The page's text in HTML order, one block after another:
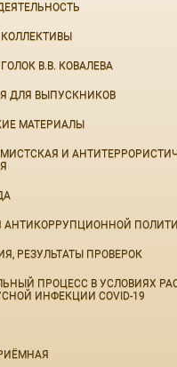
В.В. КОВАЛЕВА
ДЛЯ ВЫПУСКНИКОВ
МАТЕРИАЛЫ
И
АНТИКОРРУПЦИОННОЙ
РЕЗУЛЬТАТЫ ПРОВЕРОК
ПРОЦЕСС В УСЛОВИЯХ
ИНФЕКЦИИ COVID-19